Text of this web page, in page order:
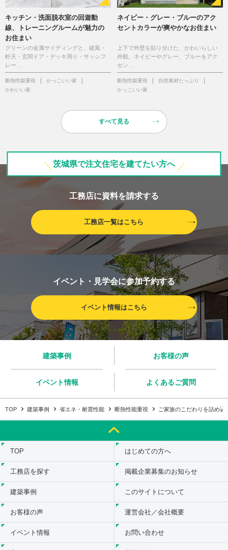
キッチン・洗面脱衣室の回遊動
線、トレーニングルームが魅力の
お住まい
グリーンの金属サイディングと、破風・
軒天・玄関ドア・デッキ周り・サッシフ
レー…
断熱性能重視
かっこいい家
かわいい家
ネイビー・グレー・ブルーのアク
セントカラーが爽やかなお住まい
上下で外壁を貼り分けた、かわいらしい
外観。ネイビーやグレー、ブルーをアク
セン…
断熱性能重視
自然素材たっぷり
かっこいい家
すべて見る
茨城県で注文住宅を建てたい方へ
工務店に資料を請求する
工務店一覧はこちら
イベント・見学会に参加予約する
イベント情報はこちら
建築事例 お客様の声
イベント情報 よくあるご質問
TOP 建築事例 省エネ・耐震性能 断熱性能重視 ご家族のこだわりを詰め
TOP
工務店を探す
建築事例
お客様の声
イベント情報
はじめての方へ
掲載企業募集のお知らせ
このサイトについて
運営会社／会社概要
お問い合わせ